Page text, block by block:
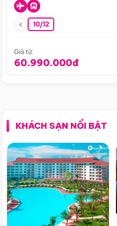
10/12
Giá từ:
60.990.000đ
KHÁCH SẠN NỔI BẬT